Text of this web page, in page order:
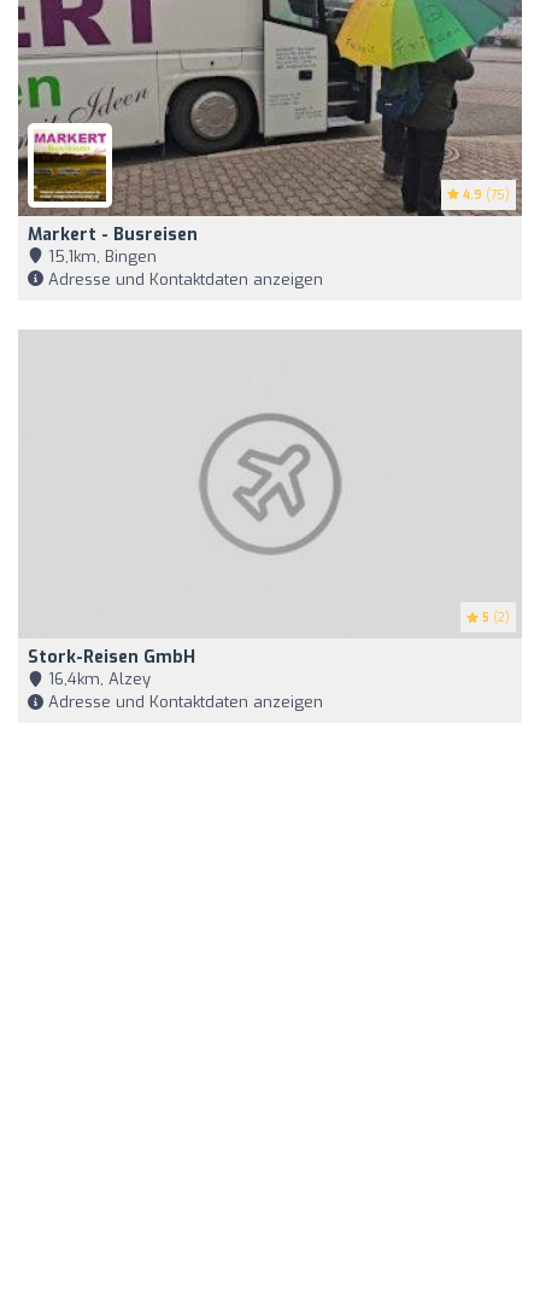
4.9 (75)
Markert - Busreisen
15,1km, Bingen
Adresse und Kontaktdaten anzeigen
5 (2)
Stork-Reisen GmbH
16,4km, Alzey
Adresse und Kontaktdaten anzeigen